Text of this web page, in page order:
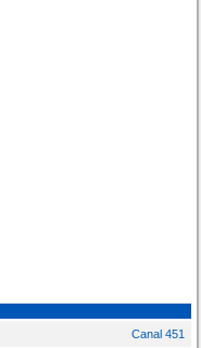
Canal 451